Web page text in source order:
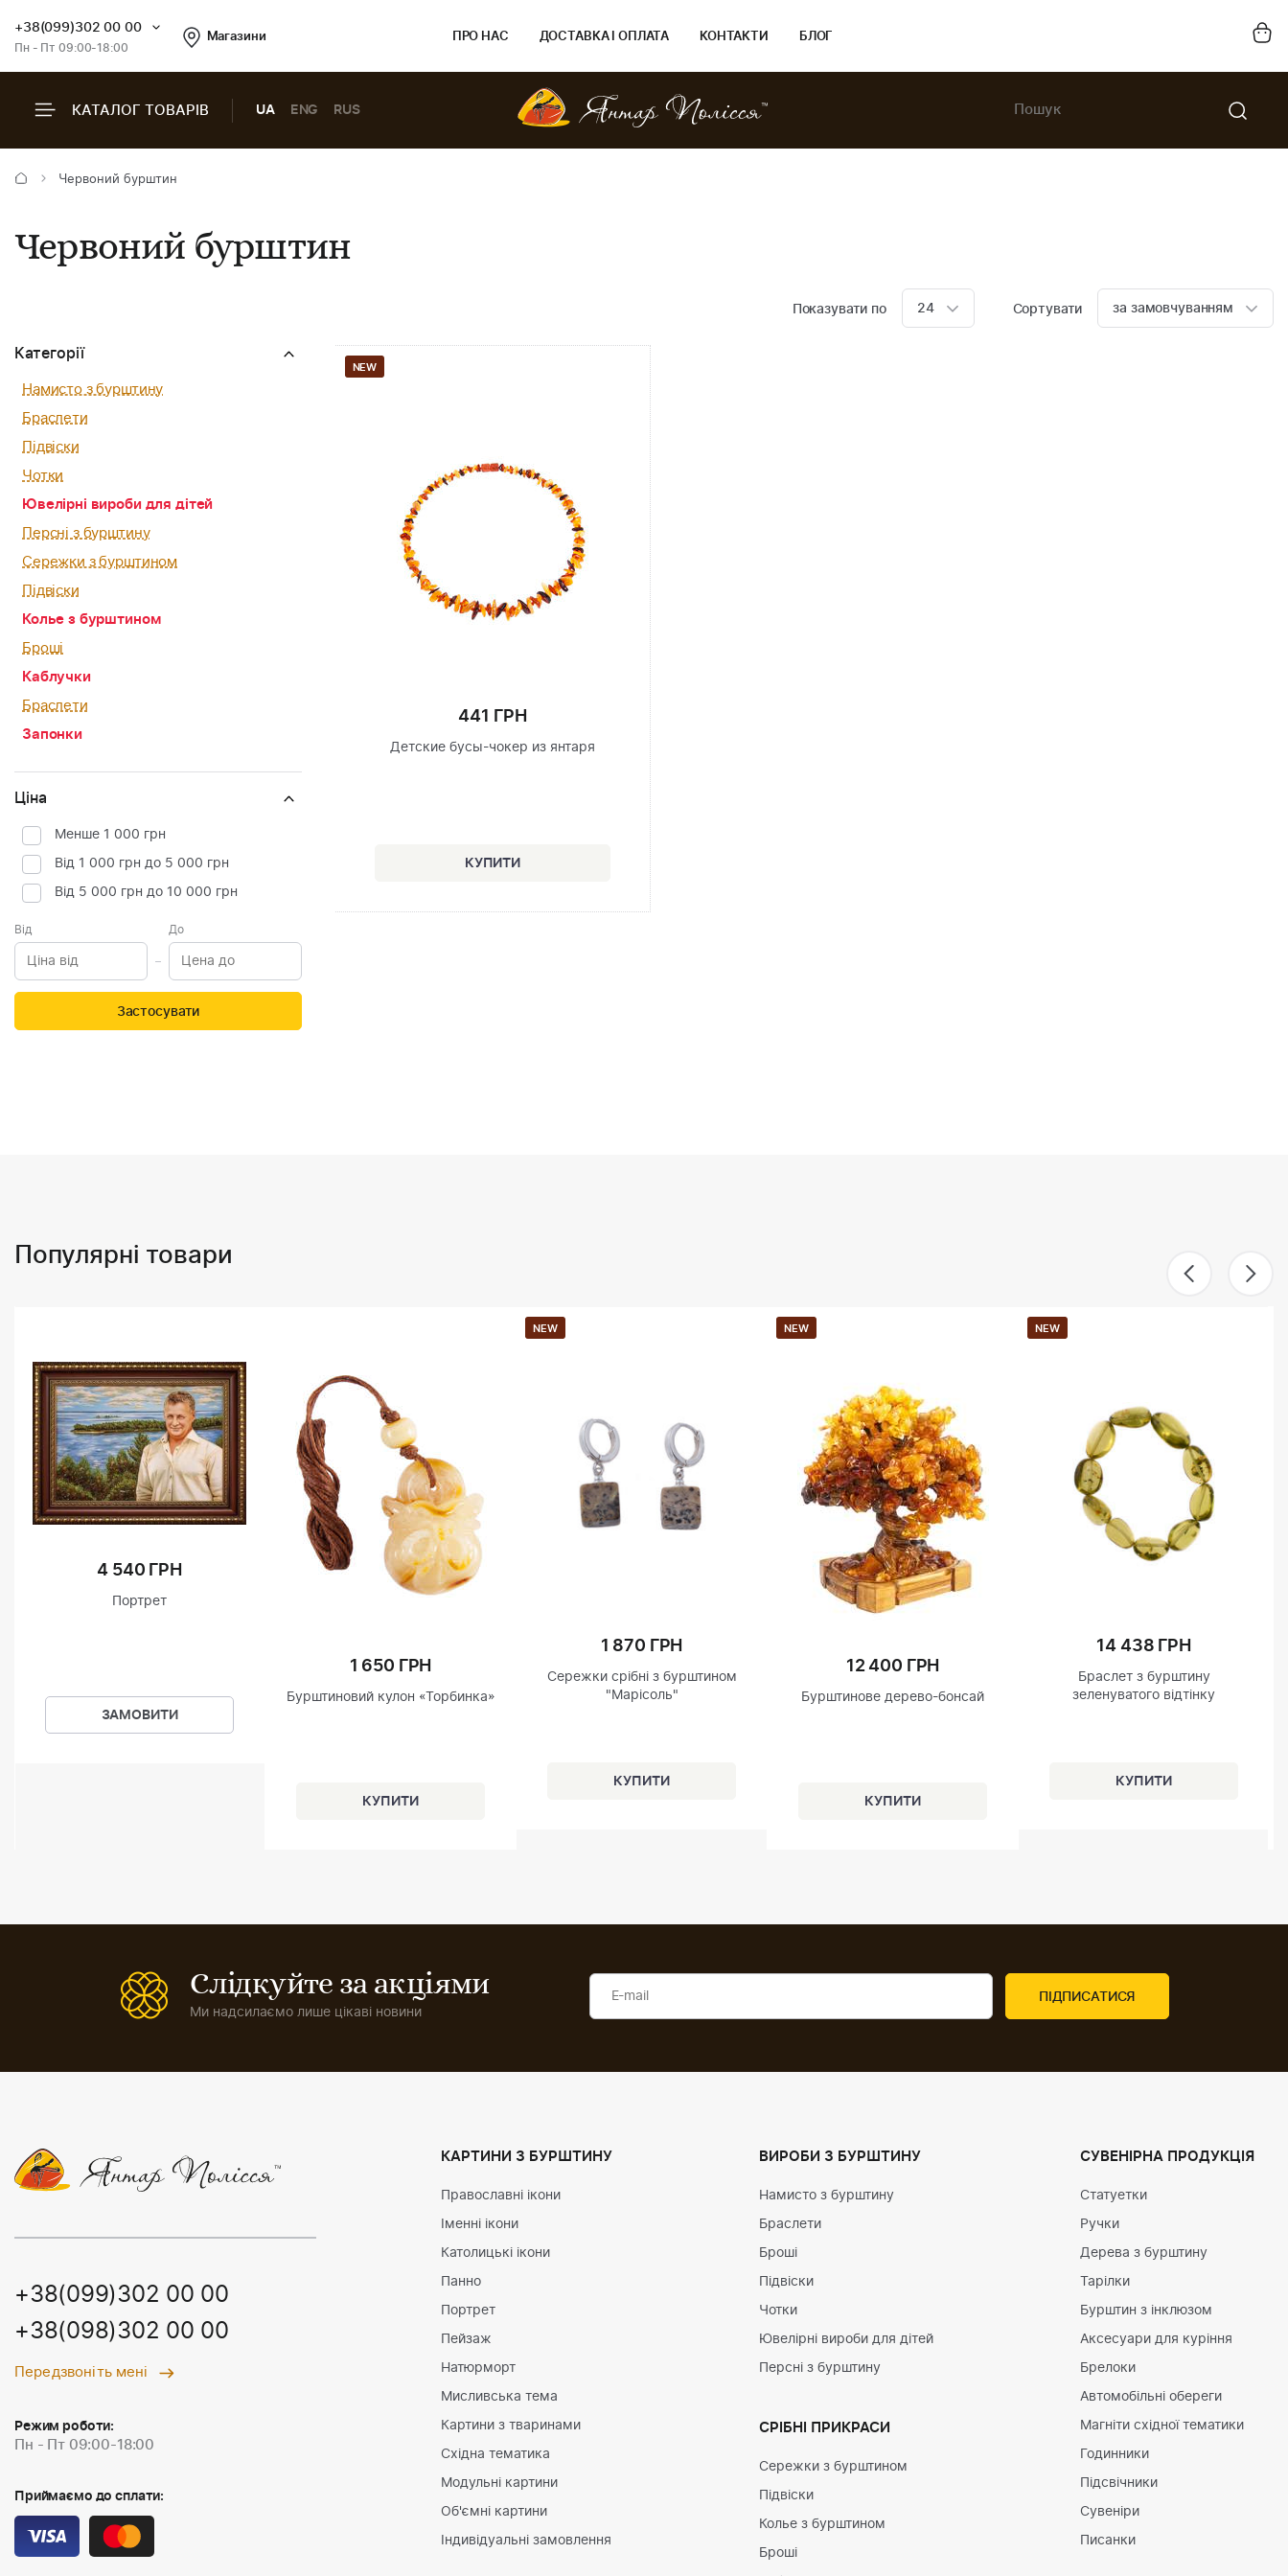
+38(099)302 00 00
Пн - Пт 09:00-18:00
Магазини ПРО НАС ДОСТАВКА І ОПЛАТА КОНТАКТИ БЛОГ
КАТАЛОГ ТОВАРІВ UA ENG RUS
Червоний бурштин
Червоний бурштин
Показувати по 24 Сортувати за замовчуванням
Категорії
Намисто з бурштину
Браслети
Підвіски
Чотки
Ювелірні вироби для дітей
Персні з бурштину
Сережки з бурштином
Підвіски
Колье з бурштином
Броші
Каблучки
Браслети
Запонки
Ціна
Менше 1 000 грн
Від 1 000 грн до 5 000 грн
Від 5 000 грн до 10 000 грн
Від До
Застосувати
NEW
441 ГРН
Детские бусы-чокер из янтаря
Популярні товари
4 540 ГРН
Портрет
ЗАМОВИТИ
1 650 ГРН
Бурштиновий кулон «Торбинка»
NEW
1 870 ГРН
Сережки срібні з бурштином
"Марісоль"
NEW
12 400 ГРН
Бурштинове дерево-бонсай
NEW
14 438 ГРН
Браслет з бурштину
зеленуватого відтінку
Слідкуйте за акціями
Ми надсилаємо лише цікаві новини
+38(099)302 00 00
+38(098)302 00 00
Передзвоніть мені
Режим роботи:
Пн - Пт 09:00-18:00
Приймаємо до сплати:
КАРТИНИ З БУРШТИНУ
Православні ікони
Іменні ікони
Католицькі ікони
Панно
Портрет
Пейзаж
Натюрморт
Мисливська тема
Картини з тваринами
Східна тематика
Модульні картини
Об'ємні картини
Індивідуальні замовлення
ВИРОБИ З БУРШТИНУ
Намисто з бурштину
Браслети
Броші
Підвіски
Чотки
Ювелірні вироби для дітей
Персні з бурштину
СРІБНІ ПРИКРАСИ
Сережки з бурштином
Підвіски
Колье з бурштином
Броші
СУВЕНІРНА ПРОДУКЦІЯ
Статуетки
Ручки
Дерева з бурштину
Тарілки
Бурштин з інклюзом
Аксесуари для куріння
Брелоки
Автомобільні обереги
Магніти східної тематики
Годинники
Підсвічники
Сувеніри
Писанки